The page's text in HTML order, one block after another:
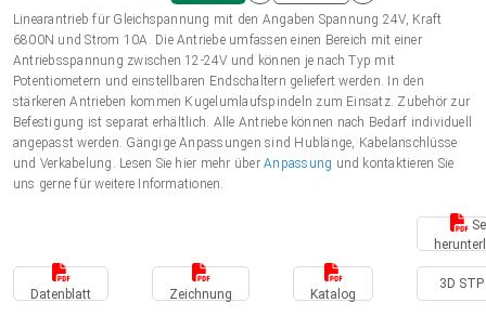
Einkaufswagen
Polski (EUR)
Norsk (NOK)
Suomi (EUR)
Linearantrieb für Gleichspannung mit den Angaben Spannung 24V, Kraft
6800N und Strom 10A. Die Antriebe umfassen einen Bereich mit einer
Antriebsspannung zwischen 12-24V und können je nach Typ mit
Potentiometern und einstellbaren Endschaltern geliefert werden. In den
stärkeren Antrieben kommen Kugelumlaufspindeln zum Einsatz. Zubehör zur
Befestigung ist separat erhältlich. Alle Antriebe können nach Bedarf individuell
angepasst werden. Gängige Anpassungen sind Hublänge, Kabelanschlüsse
und Verkabelung. Lesen Sie hier mehr überAnpassung und kontaktieren Sie
uns gerne für weitere Informationen.
Datenblatt Zeichnung Katalog
3D STP